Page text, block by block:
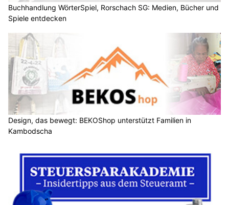
Buchhandlung WörterSpiel, Rorschach SG: Medien, Bücher und
Spiele entdecken
Design, das bewegt: BEKOShop unterstützt Familien in
Kambodscha